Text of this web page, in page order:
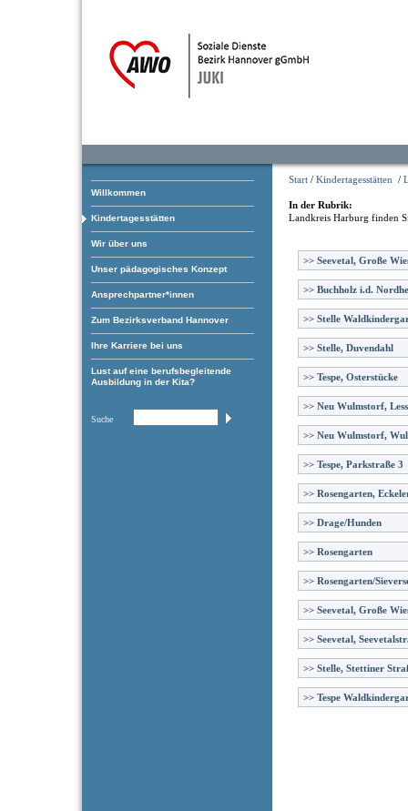
Willkommen
Kindertagesstätten
Wir über uns
Unser pädagogisches Konzept
Ansprechpartner*innen
Zum Bezirksverband Hannover
Ihre Karriere bei uns
Lust auf eine berufsbegleitende
Ausbildung in der Kita?
Suche
Start / Kindertagesstätten /
In der Rubrik:
Landkreis Harburg finden
>> Seevetal, Große
>> Buchholz i.d.
>> Stelle
>> Stelle, Duvendahl
>> Tespe, Osterstücke
>> Neu Wulmstorf,
>> Neu Wulmstorf,
>> Tespe, Parkstraße 3
>> Rosengarten,
>> Drage/Hunden
>> Rosengarten
>> Rosengarten/
>> Seevetal, Große
>> Seevetal,
>> Stelle, Stettiner
>> Tespe